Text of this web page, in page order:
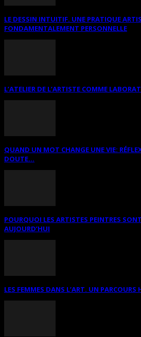
LE DESSIN INTUITIF. UNE PRATIQUE
FONDAMENTALEMENT PERSONNELLE
L’ATELIER DE L’ARTISTE COMME
QUAND UN MOT CHANGE UNE VIE:
DOUTE...
POURQUOI LES ARTISTES PEINTRES
AUJOURD’HUI
LES FEMMES DANS L’ART. UN PARCOURS